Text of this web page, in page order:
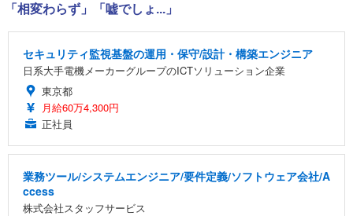
「相変わらず」「嘘でしょ...」
セキュリティ監視基盤の運用・保守/設計・構築エンジニア
日系大手電機メーカーグループのICTソリューション企業
東京都
月給60万4,300円
正社員
業務ツール/システムエンジニア/要件定義/ソフトウェア会社/A
ccess
株式会社スタッフサービス